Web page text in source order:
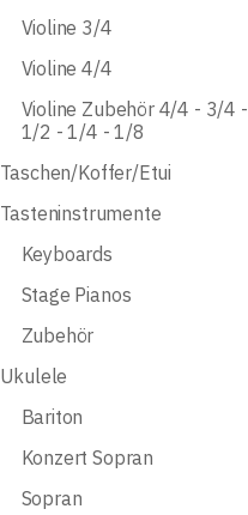
Violine 3/4
Violine 4/4
Violine Zubehör 4/4 - 3/4 -
1/2 - 1/4 - 1/8
Taschen/Koffer/Etui
Tasteninstrumente
Keyboards
Stage Pianos
Zubehör
Ukulele
Bariton
Konzert Sopran
Sopran